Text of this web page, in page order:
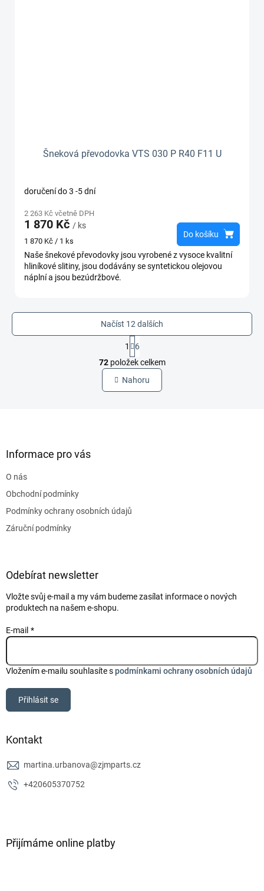
Šneková převodovka VTS 030 P R40 F11 U
doručení do 3 -5 dní
2 263 Kč včetně DPH
1 870 Kč / ks
Měrná
cena:
1 870 Kč / 1 ks
Do košíku
Naše šnekové převodovky jsou vyrobené z vysoce kvalitní
hliníkové slitiny, jsou dodávány se syntetickou olejovou
náplní a jsou bezúdržbové.
O
v
l
á
ý
Načíst 12 dalších
S
t
r
á
n
1
6
72položek celkem
Nahoru
Informace pro vás
O nás
Obchodní podmínky
Podmínky ochrany osobních údajů
Záruční podmínky
Odebírat newsletter
Vložte svůj e-mail a my vám budeme zasílat informace o nových
produktech na našem e-shopu.
E-mail
Vložením e-mailu souhlasíte spodmínkami ochrany osobních údajů
Přihlásit se
Kontakt
martina.urbanova@zjmparts.cz
+420605370752
Přijímáme online platby